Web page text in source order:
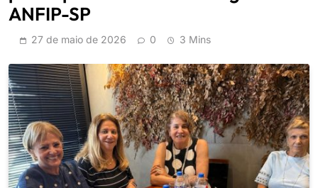
ANFIP-SP
27 de maio de 2026 0 3 Mins